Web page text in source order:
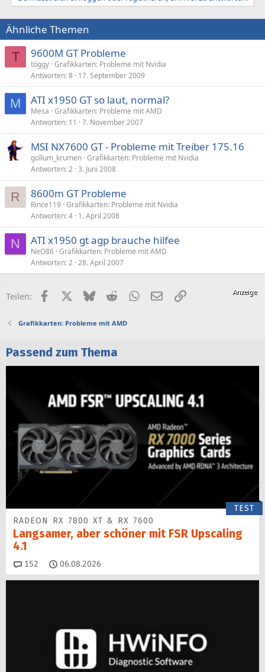
Ähnliche Themen
T 9600M GT Probleme
toggy Grafikkarten: Probleme mit Nvidia
Antworten 8 17. September 2009
M ATI x1950 GT so laut, normal?
Mesa Grafikkarten: Probleme mit AMD
Antworten 11 7. November 2007
MSI NX7600 GT - Probleme mit Treiber 175.16
gollum_krumen Grafikkarten: Probleme mit Nvidia
Antworten 2 3. Juni 2008
R 8600m GT Probleme
Rince119 Grafikkarten: Probleme mit Nvidia
Antworten 4 1. April 2008
N ATI x1950 gt agp brauche hilfee
NeO86 Grafikkarten: Probleme mit AMD
Antworten 2 28. April 2007
Teilen: FacebookX (Twitter)
BlueskyRedditWhatsApp
E-MailLink
Grafikkarten: Probleme mit AMD
Passend zum Thema
TEST
RADEON RX 7800 XT & RX 7600
Langsamer, aber schöner mit FSR Upscaling
4.1
152 Kommentare
06.08.2026